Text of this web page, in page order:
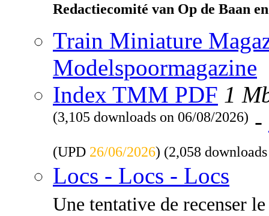
Redactiecomité van Op de Baan
Train Miniature
Modelspoormagazine
Index TMM PDF 1
(3,105 downloads on 06/08/2026) -
(UPD 26/06/2026) (2,058
Locs - Locs - Locs
Une tentative de recenser